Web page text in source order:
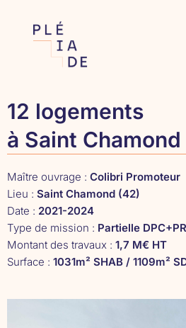
12 logements
à Saint Chamond
Maître ouvrage : Colibri Promoteur
Lieu : Saint Chamond (42)
Date : 2021-2024
Type de mission : Partielle
Montant des travaux : 1,7 M€ HT
Surface : 1031m² SHAB / 1109m²